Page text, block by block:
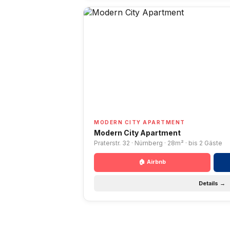
MODERN CITY APARTMENT
Modern City Apartment
Praterstr. 32 · Nürnberg · 28m² · bis 2 Gäste
🏠 Airbnb
Details →